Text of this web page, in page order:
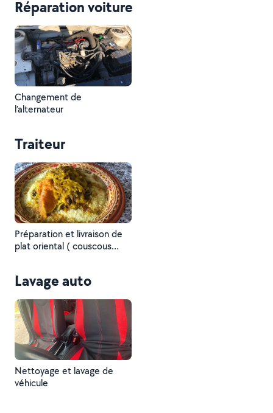
Réparation voiture
Changement de
l’alternateur
Traiteur
Préparation et livraison de
plat oriental ( couscous
Lavage auto
Nettoyage et lavage de
véhicule